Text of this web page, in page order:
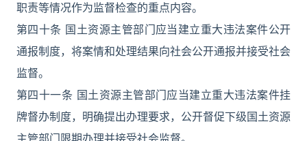
职责等情况作为监督检查的重点内容。
第四十条 国土资源主管部门应当建立重大违法案件公开
通报制度，将案情和处理结果向社会公开通报并接受社会
监督。
第四十一条 国土资源主管部门应当建立重大违法案件挂
牌督办制度，明确提出办理要求，公开督促下级国土资源
主管部门限期办理并接受社会监督。